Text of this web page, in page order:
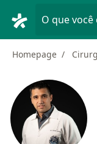
O que
Homepage